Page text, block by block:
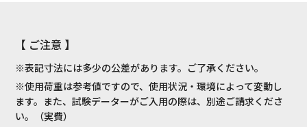
【 ご注意 】
※表記寸法には多少の公差があります。ご了承ください。
※使用荷重は参考値ですので、使用状況・環境によって変動し
ます。また、試験データーがご入用の際は、別途ご請求くださ
い。（実費）